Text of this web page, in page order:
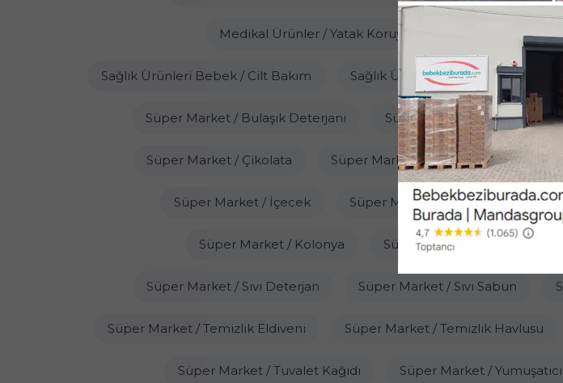
Medikal Ürünler / Yatak Koruyucu Sağlık Ürünleri
Sağlık Ürünleri Bebek / Cilt Bakım Sağlık Ürünleri Bebek / Oda
Süper Market / Bulaşık Deterjanı Süper Market / Cep Mendili
Süper Market / Çikolata Süper Market / Çöp Poşeti
Süper Market / İçecek Süper Market / Kağıt Havlu
Süper Market / Kolonya Süper Market / Margarin
Süper Market / Sıvı Deterjan Süper Market / Sıvı Sabun
Süper Market / Temizlik Eldiveni Süper Market / Temizlik Havlusu
Süper Market / Tuvalet Kağıdı Süper Market / Yumuşatıcı